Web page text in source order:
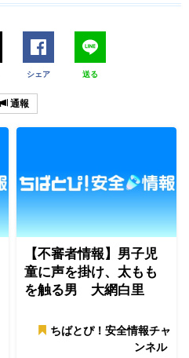
シェア 送る
通報
【不審者情報】男子児
童に声を掛け、太もも
を触る男 大網白里
ちばとぴ！安全情報チャ
ンネル